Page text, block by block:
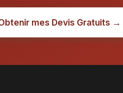
mes Devis Gratuits →